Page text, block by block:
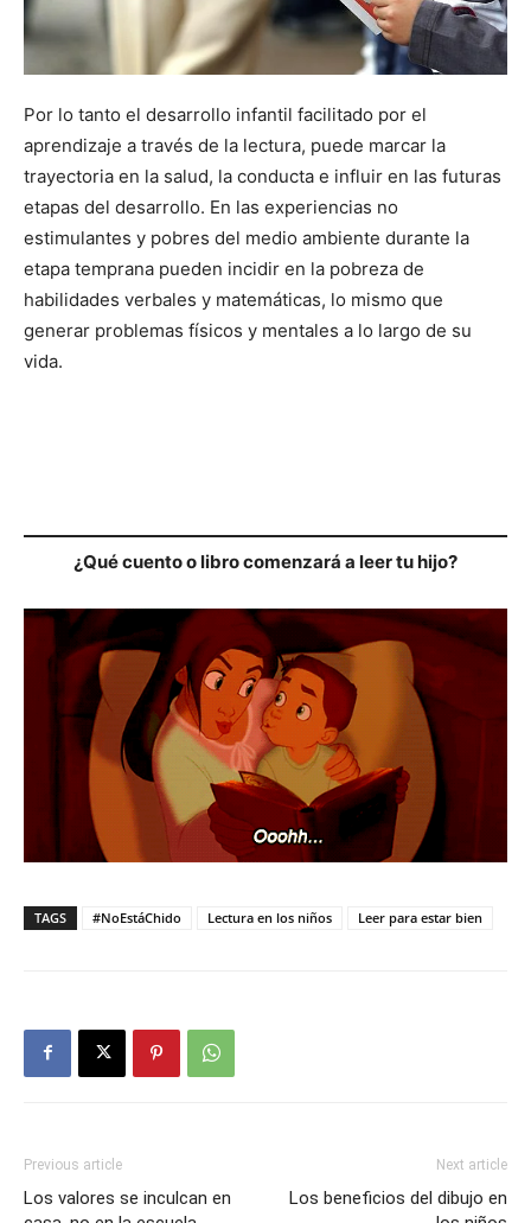
Por lo tanto el desarrollo infantil facilitado por el
aprendizaje a través de la lectura, puede marcar la
trayectoria en la salud, la conducta e influir en las futuras
etapas del desarrollo. En las experiencias no
estimulantes y pobres del medio ambiente durante la
etapa temprana pueden incidir en la pobreza de
habilidades verbales y matemáticas, lo mismo que
generar problemas físicos y mentales a lo largo de su
vida.
¿Qué cuento o libro comenzará a leer tu hijo?
TAGS #NoEstáChido Lectura en los niños Leer para estar bien
Previous article
Los valores se inculcan en
Next article
Los beneficios del dibujo en